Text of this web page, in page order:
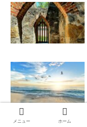
メニュー ホーム